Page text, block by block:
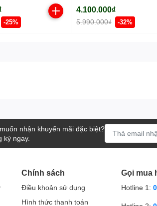
-25%
4.100.000₫
5.990.000₫ -32%
nhận khuyến mãi đặc biệt?
ký ngay.
Chính sách
Điều khoản sử dụng
Hình thức thanh toán
Gọi mua
Hotline 1: